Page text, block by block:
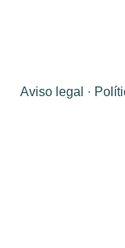
Aviso legal ·